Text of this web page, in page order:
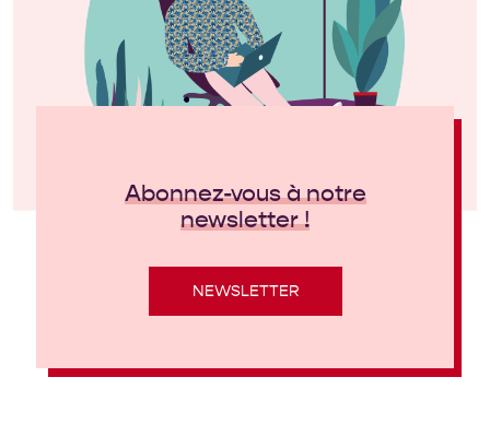
Abonnez-vous à notre
newsletter !
NEWSLETTER